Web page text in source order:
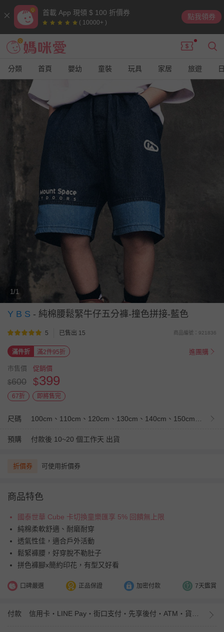
首載 App 現領 $ 100 折價券
( 10000+ )
點我領券
分類 首頁 嬰幼 童裝 玩具 家居 旅遊
1/1
Y B S - 純棉腰鬆緊牛仔五分褲-撞色拼接-藍色
5 已售出 15 商品編號：921836
滿件折 滿2件95折 進團購
市售價
$600
促銷價
$399
67折 即將售完
尺碼
預購 付款後 10~20 個工作天 出貨
折價券 可使用折價券
商品特色
國泰世華 Cube 卡切換童樂匯享 5% 回饋無上限
純棉柔軟舒適、耐磨耐穿
透氣性佳，適合戶外活動
鬆緊褲腰，好穿脫不勒肚子
拼色褲腳x簡約印花，有型又好看
口碑嚴選 正品保證 加密付款 7天鑑賞
付款